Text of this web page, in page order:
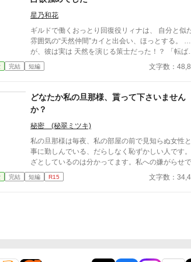
星乃和花
ギルドで働くおっとり回復役リィナは、 自分と似
雰囲気の“天然仲間”カイと出会い、ほっとする。 ……
が、彼は実は 天然を演じる策士だった！？ 「転ばな
いで」 「可愛いって言うのは僕の役目」 「固定回
役だから。僕の」 優しいのに過保護。 仲間のはずな
師(彼)が恋してる説」に。 鈍感で頑張り屋なリィナ
と、 策を捨てるほど恋に負けていくカイの、 コメデ
ィ強めの甘々ギルド恋愛、開幕！ 「遅いままでいい
――置いていかないから。」 ⭐︎完結済ー本編8話＋後
日談7話⭐︎
完結 短編 文字数：
どなたか私の旦那様、貰って下さいません
か？
秘密 (秘翠ミツキ)
私の旦那様は毎夜、私の部屋の前で見知らぬ女性
事に勤しんでいる、だらしなく恥ずかしい人です
ざとしているのは分かってます。私への嫌がらせで
す……。 ◆◆◆◆◆◆◆◆◆◆◆◆◆◆◆◆◆◆◆
◆◆◆◆ 政略結婚で、離縁出来ないけど離縁した
わらず……。 ロゼッタが夜会に出れば見知らぬ女
完結 短編 R15 文字数：